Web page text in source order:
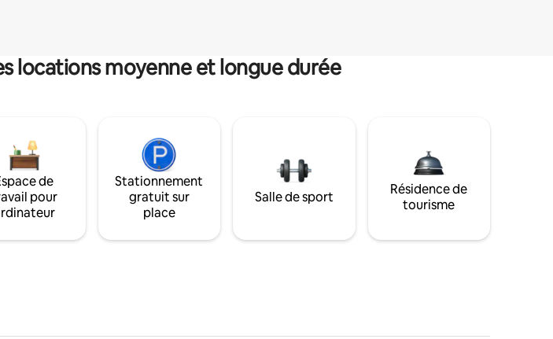
locations moyenne et longue durée
de
pour
Stationnement
gratuit sur
place
Salle de sport
Résidence de
tourisme